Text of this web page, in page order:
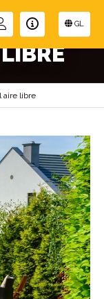
GL
PARA
aire libre